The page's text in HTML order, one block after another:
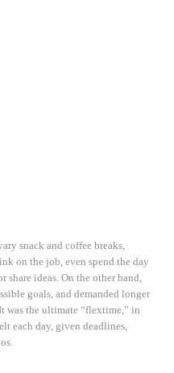
snack and coffee breaks,
on the job, even spend the day
share ideas. On the other hand,
goals, and demanded longer
was the ultimate “flextime,” in
each day, given deadlines,